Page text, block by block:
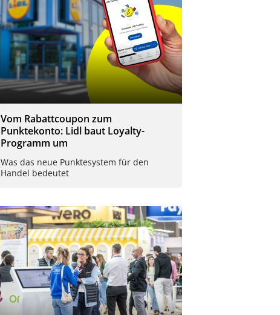
Vom Rabattcoupon zum
Punktekonto: Lidl baut Loyalty-
Programm um
Was das neue Punktesystem für den
Handel bedeutet